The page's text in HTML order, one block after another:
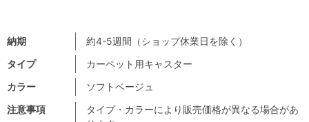
注意事項
タイプ・カラーにより販売価格が異なる場合があ
納期
約4-5週間（ショップ休業日を除く）
タイプ
カーペット用キャスター
カラー
ソフトベージュ